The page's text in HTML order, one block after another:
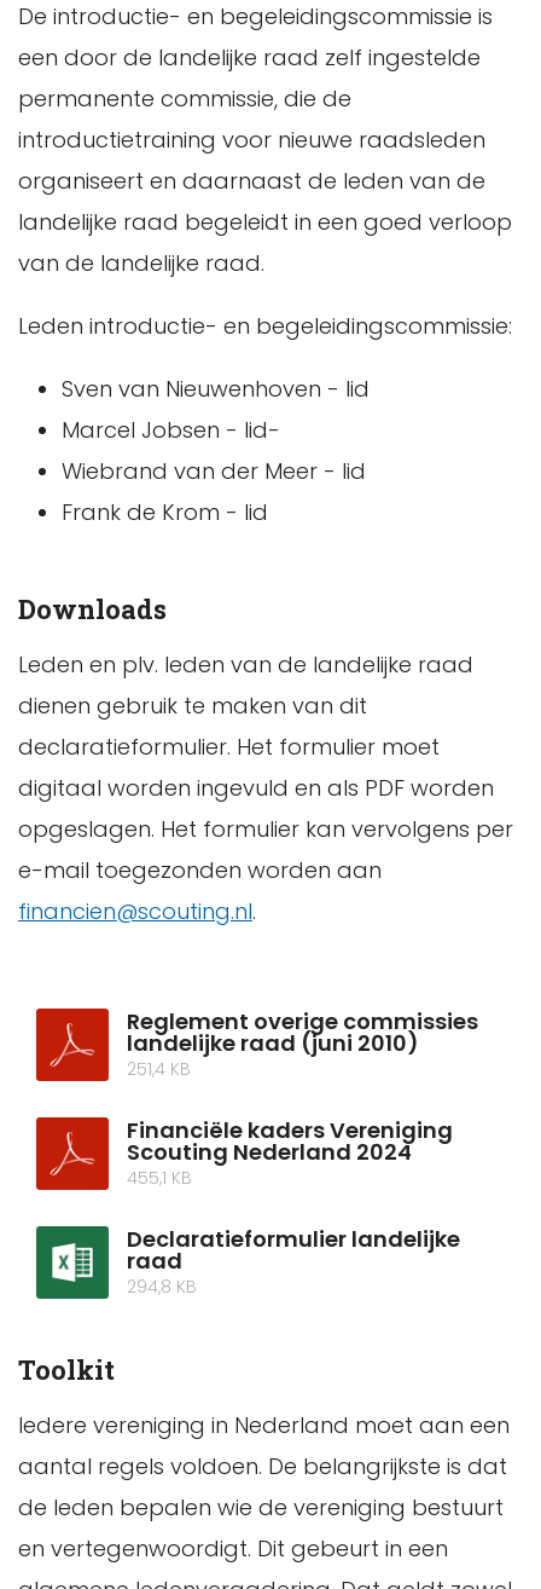
De introductie- en begeleidingscommissie is
een door de landelijke raad zelf ingestelde
permanente commissie, die de
introductietraining voor nieuwe raadsleden
organiseert en daarnaast de leden van de
landelijke raad begeleidt in een goed verloop
van de landelijke raad.
Leden introductie- en begeleidingscommissie:
Sven van Nieuwenhoven - lid
Marcel Jobsen - lid-
Wiebrand van der Meer - lid
Frank de Krom - lid
Downloads
Leden en plv. leden van de landelijke raad
dienen gebruik te maken van dit
declaratieformulier. Het formulier moet
digitaal worden ingevuld en als PDF worden
opgeslagen. Het formulier kan vervolgens per
e-mail toegezonden worden aan
financien@scouting.nl.
Reglement overige commissies
landelijke raad (juni 2010)
251,4 KB
Financiële kaders Vereniging
Scouting Nederland 2024
455,1 KB
Declaratieformulier landelijke
raad
294,8 KB
Toolkit
Iedere vereniging in Nederland moet aan een
aantal regels voldoen. De belangrijkste is dat
de leden bepalen wie de vereniging bestuurt
en vertegenwoordigt. Dit gebeurt in een